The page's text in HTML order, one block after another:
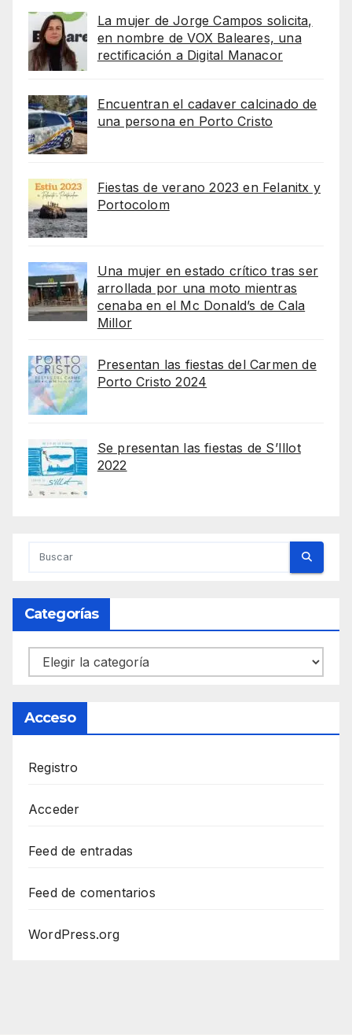
La mujer de Jorge Campos solicita,
en nombre de VOX Baleares, una
rectificación a Digital Manacor
Encuentran el cadaver calcinado de
una persona en Porto Cristo
Fiestas de verano 2023 en Felanitx y
Portocolom
Una mujer en estado crítico tras ser
arrollada por una moto mientras
cenaba en el Mc Donald’s de Cala
Millor
Presentan las fiestas del Carmen de
Porto Cristo 2024
Se presentan las fiestas de S’Illot
2022
Categorías
Categorías
Acceso
Registro
Acceder
Feed de entradas
Feed de comentarios
WordPress.org